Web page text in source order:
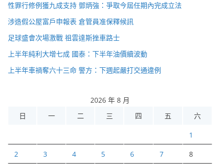
性罪行修例獲九成支持 鄧炳強：爭取今屆任期內完成立法
涉造假公屋富戶申報表 倉管員准保釋候訊
足球盛會次場激戰 祖雲達斯挫車路士
上半年純利大增七成 國泰：下半年油價續波動
上半年車禍奪六十三命 警方：下週起嚴打交通違例
2026 年 8 月
日
一 二 三 四 五 六
1
2 3 4 5 6 7 8